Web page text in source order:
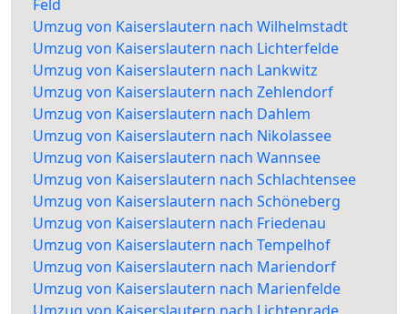
Feld
Umzug von Kaiserslautern nach Wilhelmstadt
Umzug von Kaiserslautern nach Lichterfelde
Umzug von Kaiserslautern nach Lankwitz
Umzug von Kaiserslautern nach Zehlendorf
Umzug von Kaiserslautern nach Dahlem
Umzug von Kaiserslautern nach Nikolassee
Umzug von Kaiserslautern nach Wannsee
Umzug von Kaiserslautern nach Schlachtensee
Umzug von Kaiserslautern nach Schöneberg
Umzug von Kaiserslautern nach Friedenau
Umzug von Kaiserslautern nach Tempelhof
Umzug von Kaiserslautern nach Mariendorf
Umzug von Kaiserslautern nach Marienfelde